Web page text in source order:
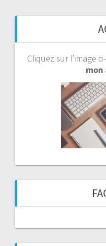
Cliquez sur l’image
mon